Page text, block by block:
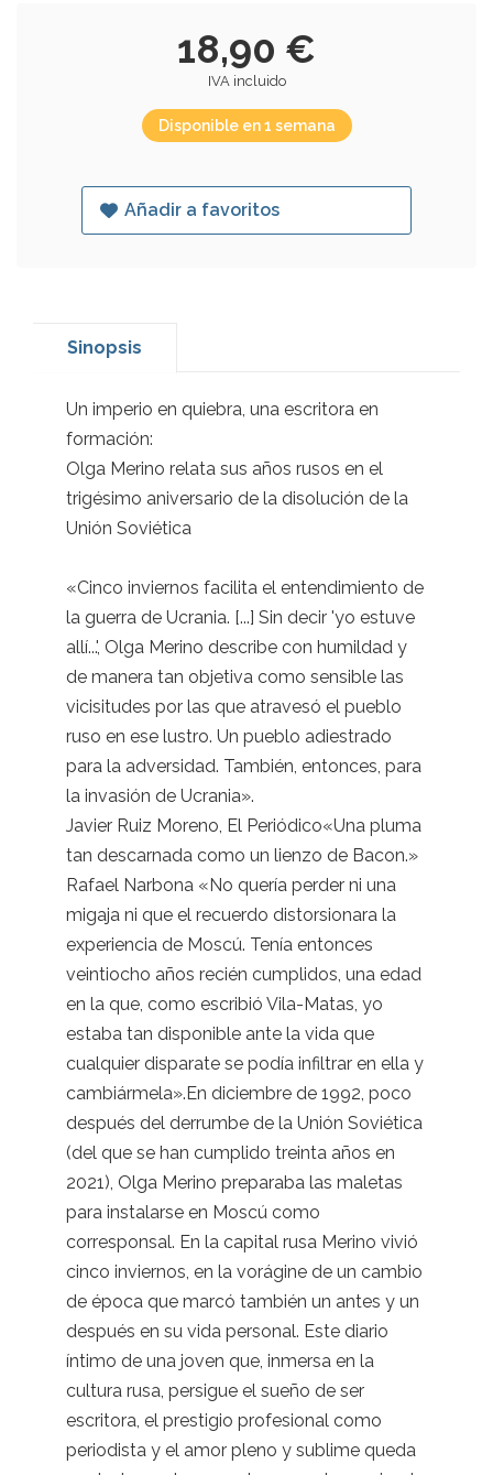
18,90 €
IVA incluido
Disponible en 1 semana
Añadir a favoritos
Sinopsis
Un imperio en quiebra, una escritora en
formación:
Olga Merino relata sus años rusos en el
trigésimo aniversario de la disolución de la
Unión Soviética
«Cinco inviernos facilita el entendimiento de
la guerra de Ucrania. [...] Sin decir 'yo estuve
allí...', Olga Merino describe con humildad y
de manera tan objetiva como sensible las
vicisitudes por las que atravesó el pueblo
ruso en ese lustro. Un pueblo adiestrado
para la adversidad. También, entonces, para
la invasión de Ucrania».
Javier Ruiz Moreno, El Periódico«Una pluma
tan descarnada como un lienzo de Bacon.»
Rafael Narbona «No quería perder ni una
migaja ni que el recuerdo distorsionara la
experiencia de Moscú. Tenía entonces
veintiocho años recién cumplidos, una edad
en la que, como escribió Vila-Matas, yo
estaba tan disponible ante la vida que
cualquier disparate se podía infiltrar en ella y
cambiármela».En diciembre de 1992, poco
después del derrumbe de la Unión Soviética
(del que se han cumplido treinta años en
2021), Olga Merino preparaba las maletas
para instalarse en Moscú como
corresponsal. En la capital rusa Merino vivió
cinco inviernos, en la vorágine de un cambio
de época que marcó también un antes y un
después en su vida personal. Este diario
íntimo de una joven que, inmersa en la
cultura rusa, persigue el sueño de ser
escritora, el prestigio profesional como
periodista y el amor pleno y sublime queda